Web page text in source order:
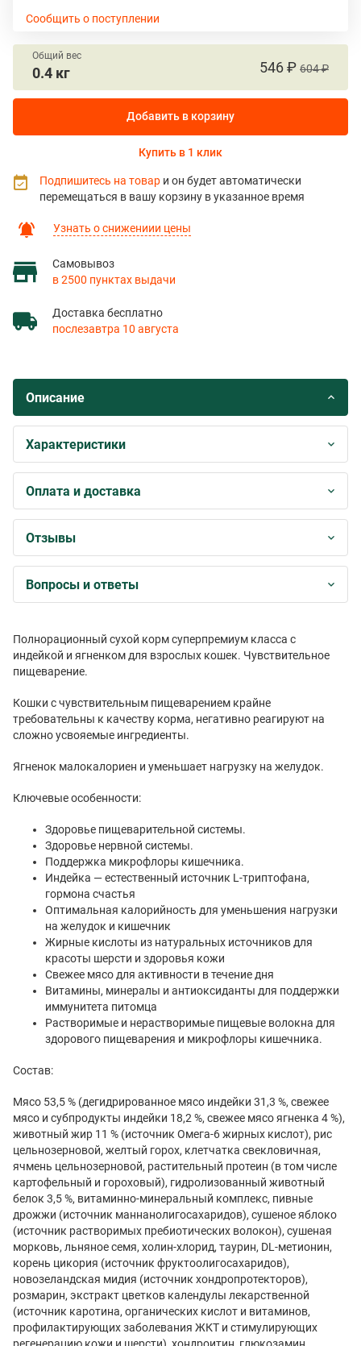
Сообщить о поступлении
Узнать о снижениии цены
Самовывоз
в 2500 пунктах выдачи
Доставка бесплатно
послезавтра 10 августа
Общий вес
0.4 кг 546 ₽ 604 ₽
Добавить в корзину
Купить в 1 клик
Подпишитесь на товар и он будет автоматически
перемещаться в вашу корзину в указанное время
Описание
Характеристики
Оплата и доставка
Отзывы
Вопросы и ответы
Полнорационный сухой корм суперпремиум класса с
индейкой и ягненком для взрослых кошек. Чувствительное
пищеварение.
Кошки с чувствительным пищеварением крайне
требовательны к качеству корма, негативно реагируют на
сложно усвояемые ингредиенты.
Ягненок малокалориен и уменьшает нагрузку на желудок.
Ключевые особенности:
Здоровье пищеварительной системы.
Здоровье нервной системы.
Поддержка микрофлоры кишечника.
Индейка — естественный источник L-триптофана,
гормона счастья
Оптимальная калорийность для уменьшения нагрузки
на желудок и кишечник
Жирные кислоты из натуральных источников для
красоты шерсти и здоровья кожи
Свежее мясо для активности в течение дня
Витамины, минералы и антиоксиданты для поддержки
иммунитета питомца
Растворимые и нерастворимые пищевые волокна для
здорового пищеварения и микрофлоры кишечника.
Состав:
Мясо 53,5 % (дегидрированное мясо индейки 31,3 %, свежее
мясо и субпродукты индейки 18,2 %, свежее мясо ягненка 4 %),
животный жир 11 % (источник Омега-6 жирных кислот), рис
цельнозерновой, желтый горох, клетчатка свекловичная,
ячмень цельнозерновой, растительный протеин (в том числе
картофельный и гороховый), гидролизованный животный
белок 3,5 %, витаминно-минеральный комплекс, пивные
дрожжи (источник маннанолигосахаридов), сушеное яблоко
(источник растворимых пребиотических волокон), сушеная
морковь, льняное семя, холин-хлорид, таурин, DL-метионин,
корень цикория (источник фруктоолигосахаридов),
новозеландская мидия (источник хондропротекторов),
розмарин, экстракт цветков календулы лекарственной
(источник каротина, органических кислот и витаминов,
профилактирующих заболевания ЖКТ и стимулирующих